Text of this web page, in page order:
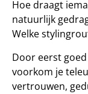
Hoe draagt
natuurlijk
Welke
Door eerst
voorkom je
vertrouwen,